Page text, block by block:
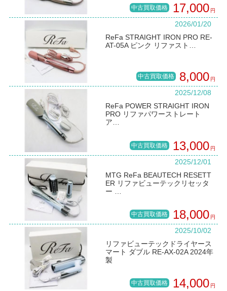
中古買取価格 17,000 円
2026/01/20
ReFa STRAIGHT IRON PRO RE-
AT-05A ピンク リファスト…
中古買取価格 8,000 円
2025/12/08
ReFa POWER STRAIGHT IRON
PRO リファパワーストレート
ア…
中古買取価格 13,000 円
2025/12/01
MTG ReFa BEAUTECH RESETT
ER リファビューテックリセッタ
ー …
中古買取価格 18,000 円
2025/10/02
リファビューテックドライヤース
マート ダブル RE-AX-02A 2024年
製
中古買取価格 14,000 円